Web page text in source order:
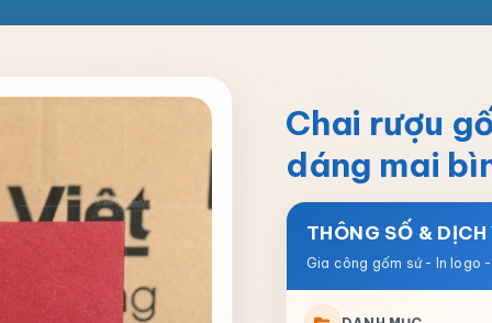
Chai rượu
dáng mai
THÔNG SỐ &